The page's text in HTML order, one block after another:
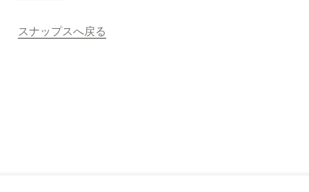
スナップスへ戻る